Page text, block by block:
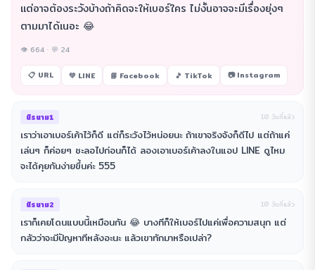
แต่อาจต้องระวังบ้างถ้าคิดจะให้เบอร์ใคร ไม่งั้นอาจจะมีเรื่องยุ่งๆ
ตามมาได้เนอะ 😂
👁 664 · 💬 24
📋 URL 💚 LINE 📘 Facebook 🎵 TikTok 📷 Instagram
นิรนาม1 10 วันที่แล้ว
เราว่าเอาเบอร์เค้าไว้ก็ดี แต่ก็ระวังไว้หน่อยนะ ถ้าเขาจริงจังก็ดีไป แต่ถ้าแค่
เล่นๆ ก็ค่อยๆ ชะลอไปก่อนก็ได้ ลองเอาเบอร์เค้าลงในแอป LINE ดูไหม
จะได้คุยกันง่ายขึ้นค่ะ 555
นิรนาม2 10 วันที่แล้ว
เราก็เคยโดนแบบนี้เหมือนกัน 😂 บางทีก็ให้เบอร์ไปแค่เพื่อความสนุก แต่
กลัวว่าจะมีปัญหาทีหลังอะนะ แล้วเขาทักมาหรือเปล่า?